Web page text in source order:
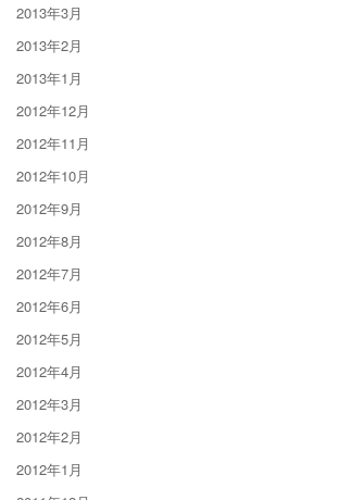
2013年3月
2013年2月
2013年1月
2012年12月
2012年11月
2012年10月
2012年9月
2012年8月
2012年7月
2012年6月
2012年5月
2012年4月
2012年3月
2012年2月
2012年1月